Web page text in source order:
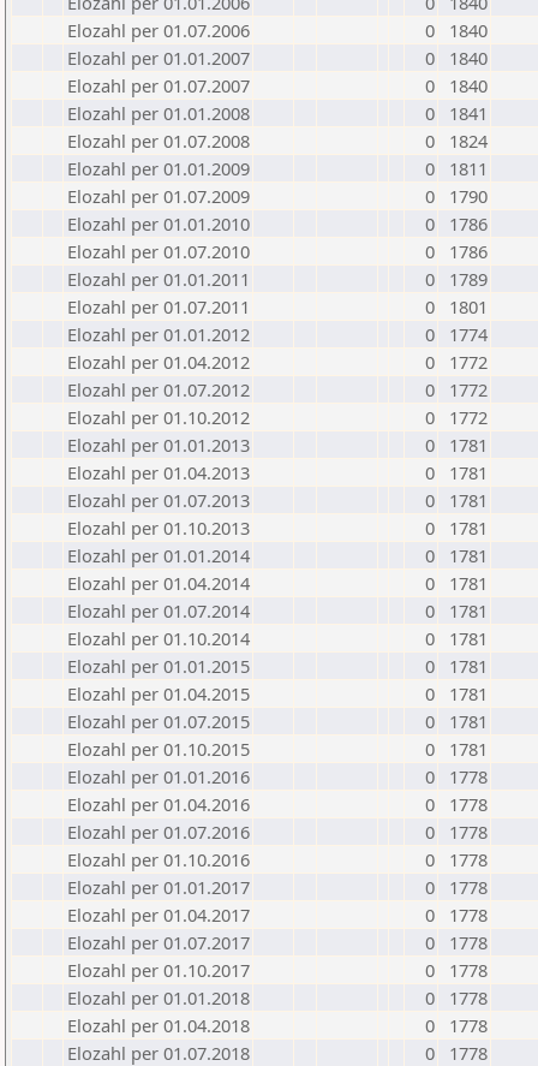
Elozahl per 01.07.2006
0
1840
Elozahl per 01.01.2007
0
1840
Elozahl per 01.07.2007
0
1840
Elozahl per 01.01.2008
0
1841
Elozahl per 01.07.2008
0
1824
Elozahl per 01.01.2009
0
1811
Elozahl per 01.07.2009
0
1790
Elozahl per 01.01.2010
0
1786
Elozahl per 01.07.2010
0
1786
Elozahl per 01.01.2011
0
1789
Elozahl per 01.07.2011
0
1801
Elozahl per 01.01.2012
0
1774
Elozahl per 01.04.2012
0
1772
Elozahl per 01.07.2012
0
1772
Elozahl per 01.10.2012
0
1772
Elozahl per 01.01.2013
0
1781
Elozahl per 01.04.2013
0
1781
Elozahl per 01.07.2013
0
1781
Elozahl per 01.10.2013
0
1781
Elozahl per 01.01.2014
0
1781
Elozahl per 01.04.2014
0
1781
Elozahl per 01.07.2014
0
1781
Elozahl per 01.10.2014
0
1781
Elozahl per 01.01.2015
0
1781
Elozahl per 01.04.2015
0
1781
Elozahl per 01.07.2015
0
1781
Elozahl per 01.10.2015
0
1781
Elozahl per 01.01.2016
0
1778
Elozahl per 01.04.2016
0
1778
Elozahl per 01.07.2016
0
1778
Elozahl per 01.10.2016
0
1778
Elozahl per 01.01.2017
0
1778
Elozahl per 01.04.2017
0
1778
Elozahl per 01.07.2017
0
1778
Elozahl per 01.10.2017
0
1778
Elozahl per 01.01.2018
0
1778
Elozahl per 01.04.2018
0
1778
Elozahl per 01.07.2018
0
1778